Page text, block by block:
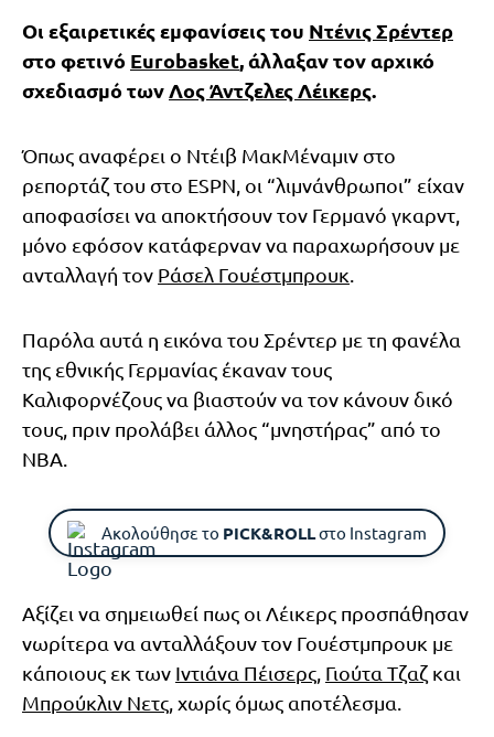
Οι εξαιρετικές εμφανίσεις του Ντένις Σρέντερ
στο φετινό Eurobasket, άλλαξαν τον αρχικό
σχεδιασμό των Λος Άντζελες Λέικερς.
Όπως αναφέρει ο Ντέιβ ΜακΜέναμιν στο
ρεπορτάζ του στο ESPN, οι “λιμνάνθρωποι” είχαν
αποφασίσει να αποκτήσουν τον Γερμανό γκαρντ,
μόνο εφόσον κατάφερναν να παραχωρήσουν με
ανταλλαγή τον Ράσελ Γουέστμπρουκ
Παρόλα αυτά η εικόνα του Σρέντερ με τη φανέλα
της εθνικής Γερμανίας έκαναν τους
Καλιφορνέζους να βιαστούν να τον κάνουν δικό
τους, πριν προλάβει άλλος “μνηστήρας” από το
NBA.
Ακολούθησε το PICK&ROLLστο Instagram
Αξίζει να σημειωθεί πως οι Λέικερς προσπάθησαν
νωρίτερα να ανταλλάξουν τον Γουέστμπρουκ με
κάποιους εκ των Ιντιάνα Πέισερς Γιούτα Τζαζ και
Μπρούκλιν Νετς , χωρίς όμως αποτέλεσμα.